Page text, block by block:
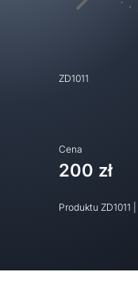
ZD1011
Cena
200 zł
Produktu ZD1011